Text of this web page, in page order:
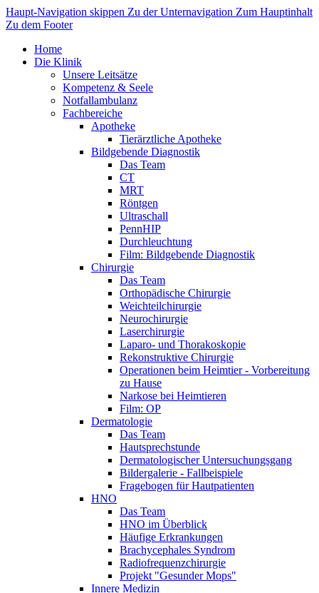
Haupt-Navigation skippen Zu der Unternavigation Zum Hauptinhalt
Zu dem Footer
Home
Die Klinik
Unsere Leitsätze
Kompetenz & Seele
Notfallambulanz
Fachbereiche
Apotheke
Tierärztliche Apotheke
Bildgebende Diagnostik
Das Team
CT
MRT
Röntgen
Ultraschall
PennHIP
Durchleuchtung
Film: Bildgebende Diagnostik
Chirurgie
Das Team
Orthopädische Chirurgie
Weichteilchirurgie
Neurochirurgie
Laserchirurgie
Laparo- und Thorakoskopie
Rekonstruktive Chirurgie
Operationen beim Heimtier - Vorbereitung
zu Hause
Narkose bei Heimtieren
Film: OP
Dermatologie
Das Team
Hautsprechstunde
Dermatologischer Untersuchungsgang
Bildergalerie - Fallbeispiele
Fragebogen für Hautpatienten
HNO
Das Team
HNO im Überblick
Häufige Erkrankungen
Brachycephales Syndrom
Radiofrequenzchirurgie
Projekt "Gesunder Mops"
Innere Medizin